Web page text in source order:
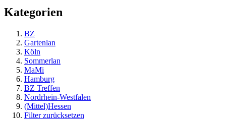
Kategorien
BZ
Gartenlan
Köln
Sommerlan
MaMi
Hamburg
BZ Treffen
Nordrhein-Westfalen
(Mittel)Hessen
Filter zurücksetzen